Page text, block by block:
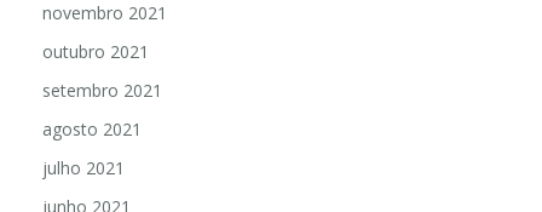
novembro 2021
outubro 2021
setembro 2021
agosto 2021
julho 2021
junho 2021